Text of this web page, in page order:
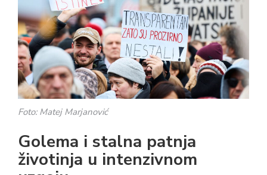
Foto: Matej Marjanović
Golema i stalna patnja
životinja u intenzivnom